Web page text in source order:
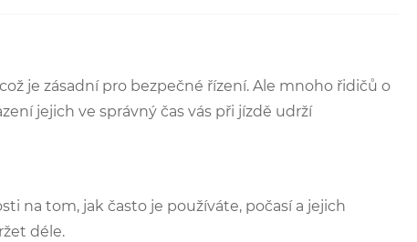
je zásadní pro bezpečné řízení. Ale mnoho řidičů o
jejich ve správný čas vás při jízdě udrží
na tom, jak často je používáte, počasí a jejich
déle.